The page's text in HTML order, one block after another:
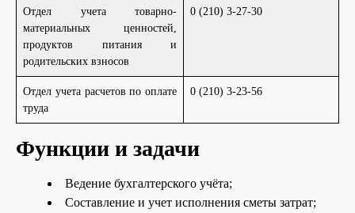
Отдел учета товарно-
материальных ценностей,
продуктов питания и
родительских взносов
0 (210) 3-27-30
Отдел учета расчетов по оплате
труда
0 (210) 3-23-56
Функции и задачи
Ведение бухгалтерского учёта;
Составление и учет исполнения сметы затрат;